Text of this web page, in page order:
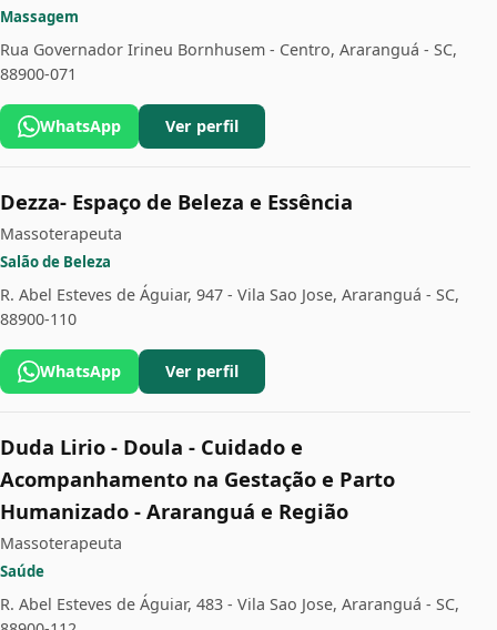
Massagem
Rua Governador Irineu Bornhusem - Centro, Araranguá - SC,
88900-071
WhatsApp Ver perfil
Dezza- Espaço de Beleza e Essência
Massoterapeuta
Salão de Beleza
R. Abel Esteves de Águiar, 947 - Vila Sao Jose, Araranguá - SC,
88900-110
WhatsApp Ver perfil
Duda Lirio - Doula - Cuidado e
Acompanhamento na Gestação e Parto
Humanizado - Araranguá e Região
Massoterapeuta
Saúde
R. Abel Esteves de Águiar, 483 - Vila Sao Jose, Araranguá - SC,